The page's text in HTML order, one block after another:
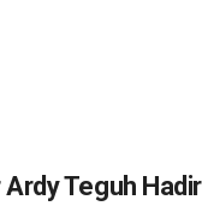
Teguh